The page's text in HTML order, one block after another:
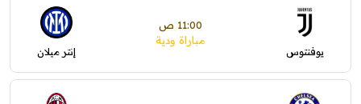
يوفنتوس
11:00 ص
مباراة ودية
إنتر ميلان